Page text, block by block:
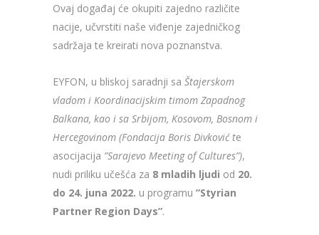
Ovaj događaj će okupiti zajedno različite
nacije, učvrstiti naše viđenje zajedničkog
sadržaja te kreirati nova poznanstva.
EYFON, u bliskoj saradnji sa Štajerskom
vladom i Koordinacijskim timom Zapadnog
Balkana, kao i sa Srbijom, Kosovom, Bosnom i
Hercegovinom (Fondacija Boris Divković te
asocijacija ”Sarajevo Meeting of Cultures”),
nudi priliku učešća za 8 mladih ljudi od 20.
do 24. juna 2022. u programu ”Styrian
Partner Region Days”.